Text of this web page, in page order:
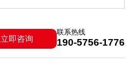
立即咨询
联系热线
190-5756-1776